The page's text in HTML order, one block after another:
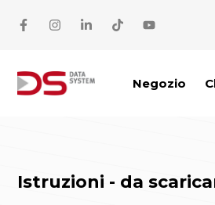
Negozio
Istruzioni - da